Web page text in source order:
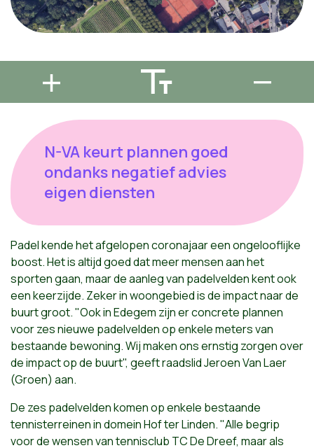
N-VA keurt plannen goed
ondanks negatief advies
eigen diensten
Padel kende het afgelopen coronajaar een ongelooflijke
boost. Het is altijd goed dat meer mensen aan het
sporten gaan, maar de aanleg van padelvelden kent ook
een keerzijde. Zeker in woongebied is de impact naar de
buurt groot. "Ook in Edegem zijn er concrete plannen
voor zes nieuwe padelvelden op enkele meters van
bestaande bewoning. Wij maken ons ernstig zorgen over
de impact op de buurt", geeft raadslid Jeroen Van Laer
(Groen) aan.
De zes padelvelden komen op enkele bestaande
tennisterreinen in domein Hof ter Linden. "Alle begrip
voor de wensen van tennisclub TC De Dreef, maar als